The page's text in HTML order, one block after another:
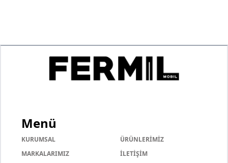
Menü
KURUMSAL
ÜRÜNLERİMİZ
MARKALARIMIZ
İLETİŞİM